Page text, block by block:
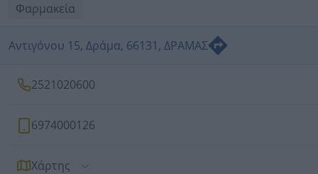
Φαρμακεία
Αντιγόνου 15, Δράμα, 66131, ΔΡΑΜΑΣ
2521020600
6974000126
Χάρτης